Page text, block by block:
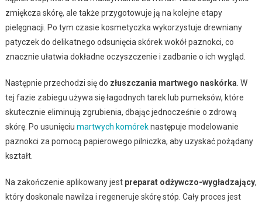
zmiękcza skórę, ale także przygotowuje ją na kolejne etapy
pielęgnacji. Po tym czasie kosmetyczka wykorzystuje drewniany
patyczek do delikatnego odsunięcia skórek wokół paznokci, co
znacznie ułatwia dokładne oczyszczenie i zadbanie o ich wygląd.
Następnie przechodzi się do złuszczania martwego naskórka . W
tej fazie zabiegu używa się łagodnych tarek lub pumeksów, które
skutecznie eliminują zgrubienia, dbając jednocześnie o zdrową
skórę. Po usunięciu martwych komóreknastępuje modelowanie
paznokci za pomocą papierowego pilniczka, aby uzyskać pożądany
kształt.
Na zakończenie aplikowany jest preparat odżywczo-wygładzający,
który doskonale nawilża i regeneruje skórę stóp. Cały proces jest